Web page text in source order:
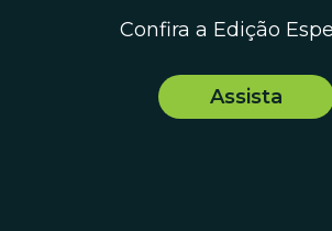
Confira a Edição
Assista